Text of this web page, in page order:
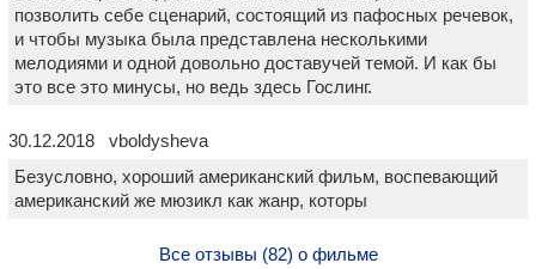
позволить себе сценарий, состоящий из пафосных речевок,
и чтобы музыка была представлена несколькими
мелодиями и одной довольно доставучей темой. И как бы
это все это минусы, но ведь здесь Гослинг.
30.12.2018 vboldysheva
Безусловно, хороший американский фильм, воспевающий
американский же мюзикл как жанр, которы
Все отзывы (82) о фильме